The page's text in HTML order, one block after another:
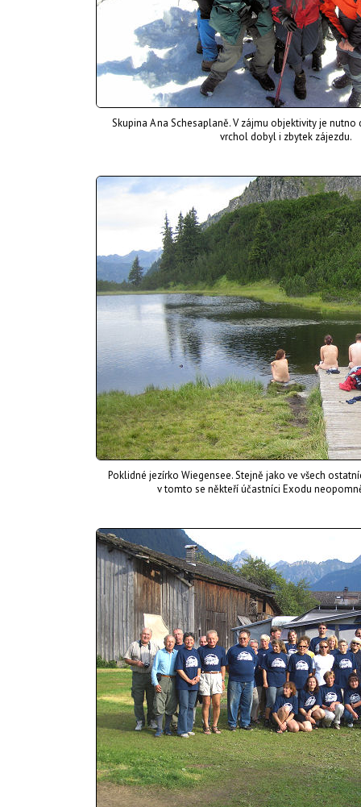
Skupina A na Schesaplaně. V zájmu objektivity je
vrchol dobyl i zbytek zájezdu.
Poklidné jezírko Wiegensee. Stejně jako ve všech
v tomto se někteří účastníci Exodu